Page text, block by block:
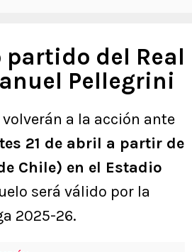
partido del Real
Pellegrini
a la acción ante
21 de abril a partir de
Chile) en el Estadio
será válido por la
2025-26.